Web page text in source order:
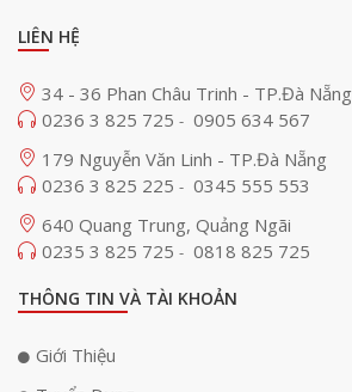
LIÊN HỆ
34 - 36 Phan Châu Trinh - TP.Đà Nẵng
0236 3 825 725 - 0905 634 567
179 Nguyễn Văn Linh - TP.Đà Nẵng
0236 3 825 225 - 0345 555 553
640 Quang Trung, Quảng Ngãi
0235 3 825 725 - 0818 825 725
THÔNG TIN VÀ TÀI KHOẢN
Giới Thiệu